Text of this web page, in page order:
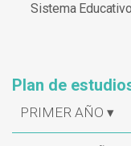
Sistema
Plan de
PRIMER AÑO ▾